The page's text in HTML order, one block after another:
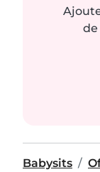
de
Babysits